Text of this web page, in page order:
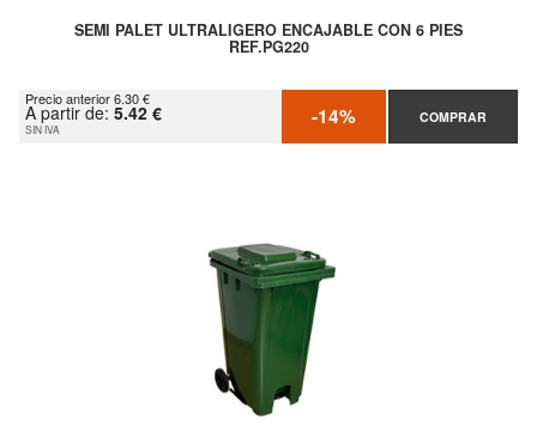
SEMI PALET ULTRALIGERO ENCAJABLE CON 6 PIES
REF.PG220
Precio anterior 6.30 €
A partir de: 5.42 €
SIN IVA -14% COMPRAR